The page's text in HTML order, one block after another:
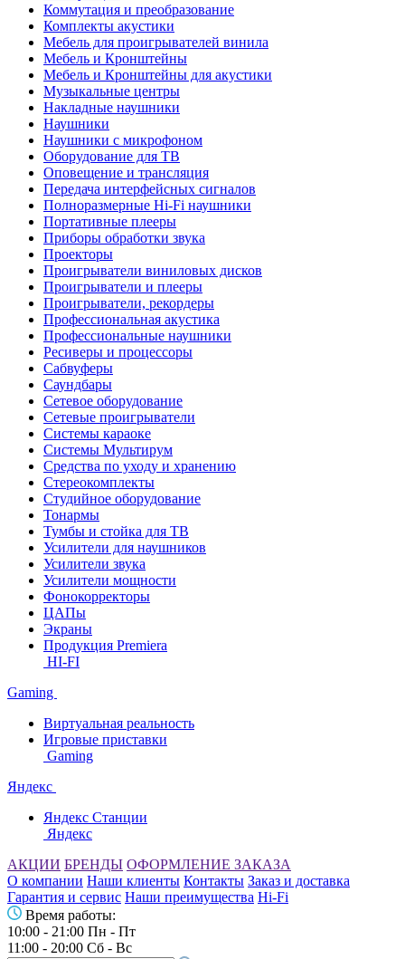
Коммутация и преобразование
Комплекты акустики
Мебель для проигрывателей винила
Мебель и Кронштейны
Мебель и Кронштейны для акустики
Музыкальные центры
Накладные наушники
Наушники
Наушники с микрофоном
Оборудование для ТВ
Оповещение и трансляция
Передача интерфейсных сигналов
Полноразмерные Hi-Fi наушники
Портативные плееры
Приборы обработки звука
Проекторы
Проигрыватели виниловых дисков
Проигрыватели и плееры
Проигрыватели, рекордеры
Профессиональная акустика
Профессиональные наушники
Ресиверы и процессоры
Сабвуферы
Саундбары
Сетевое оборудование
Сетевые проигрыватели
Системы караоке
Системы Мультирум
Средства по уходу и хранению
Стереокомплекты
Студийное оборудование
Тонармы
Тумбы и стойка для ТВ
Усилители для наушников
Усилители звука
Усилители мощности
Фонокорректоры
ЦАПы
Экраны
Продукция Premiera
HI-FI
Gaming
Виртуальная реальность
Игровые приставки
Gaming
Яндекс
Яндекс Станции
Яндекс
АКЦИИ БРЕНДЫ ОФОРМЛЕНИЕ ЗАКАЗА
О компании Наши клиенты Контакты Заказ и доставка
Гарантия и сервис Наши преимущества Hi-Fi
Время работы:
10:00 - 21:00 Пн - Пт
11:00 - 20:00 Сб - Вс